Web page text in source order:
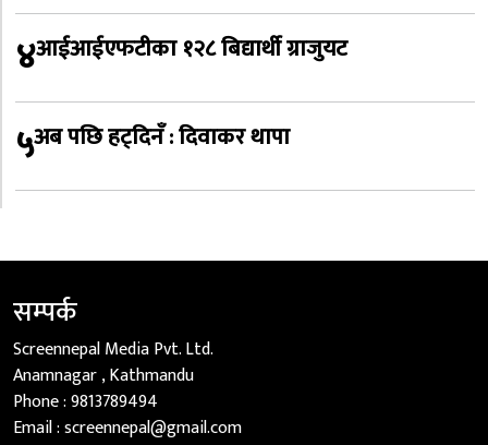
४आईआईएफटीका १२८ बिद्यार्थी ग्राजुयट
५अब पछि हट्दिनँ : दिवाकर थापा
सम्पर्क
Screennepal Media Pvt. Ltd.
Anamnagar , Kathmandu
Phone :9813789494
Email :screennepal@gmail.com